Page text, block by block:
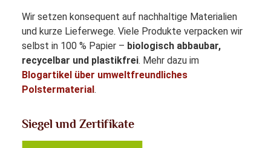
Wir setzen konsequent auf nachhaltige Materialien
und kurze Lieferwege. Viele Produkte verpacken wir
selbst in 100 % Papier – biologisch abbaubar,
recycelbar und plastikfrei. Mehr dazu im
Blogartikel über umweltfreundliches
Polstermaterial .
Siegel und Zertifikate